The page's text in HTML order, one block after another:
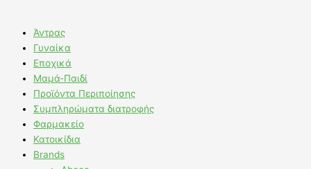
Άντρας
Γυναίκα
Εποχικά
Μαμά-Παιδί
Προϊόντα Περιποίησης
Συμπληρώματα διατροφής
Φαρμακείο
Κατοικίδια
Brands